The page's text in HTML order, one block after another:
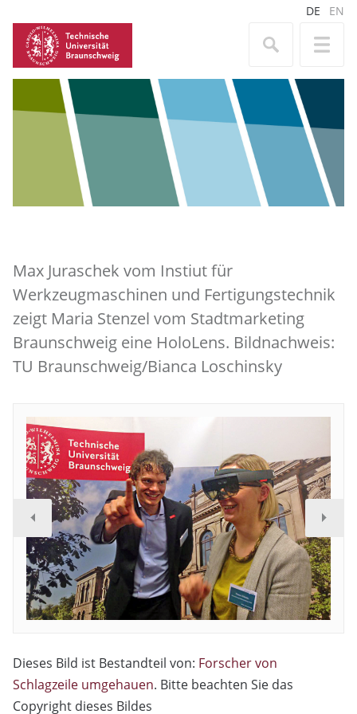
DE EN
Max Juraschek vom Instiut für
Werkzeugmaschinen und Fertigungstechnik
zeigt Maria Stenzel vom Stadtmarketing
Braunschweig eine HoloLens. Bildnachweis:
TU Braunschweig/Bianca Loschinsky
Dieses Bild ist Bestandteil von: Forscher von
Schlagzeile umgehauen. Bitte beachten Sie das
Copyright dieses Bildes